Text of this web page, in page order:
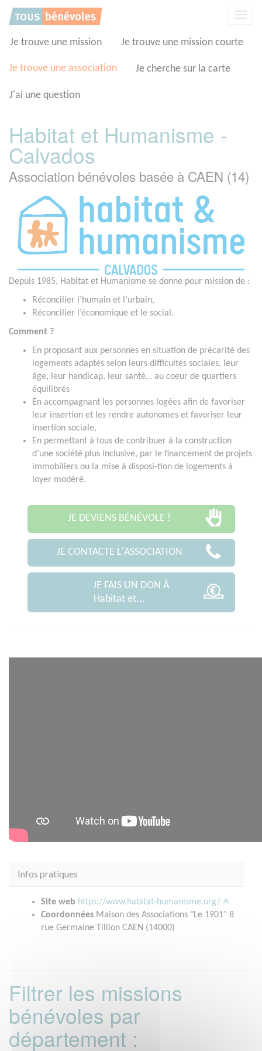
Je trouve une mission Je trouve une mission courte
Je trouve une association Je cherche sur la carte
J'ai une question
Habitat et Humanisme -
Calvados
Association bénévoles basée à CAEN (14)
Depuis 1985, Habitat et Humanisme se donne pour mission de :
Réconcilier l’humain et l’urbain,
Réconcilier l’économique et le social.
Comment ?
En proposant aux personnes en situation de précarité des
logements adaptés selon leurs difficultés sociales, leur
âge, leur handicap, leur santé… au coeur de quartiers
équilibrés
En accompagnant les personnes logées afin de favoriser
leur insertion et les rendre autonomes et favoriser leur
insertion sociale,
En permettant à tous de contribuer à la construction
d’une société plus inclusive, par le financement de projets
immobiliers ou la mise à disposi-tion de logements à
loyer modéré.
JE DEVIENS BÉNÉVOLE !
JE CONTACTE L'ASSOCIATION
JE FAIS UN DON À
Habitat et...
Infos pratiques
Site web https://www.habitat-humanisme.org/
Coordonnées Maison des Associations "Le 1901" 8
rue Germaine Tillion CAEN (14000)
Filtrer les missions
bénévoles par
département :
Panneau de gestion des cookies